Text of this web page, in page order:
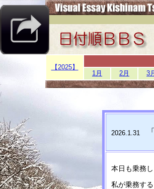
（2026年
【2025】
1月
2月 3
2026.1.31
本日も乗務し
私が乗務する